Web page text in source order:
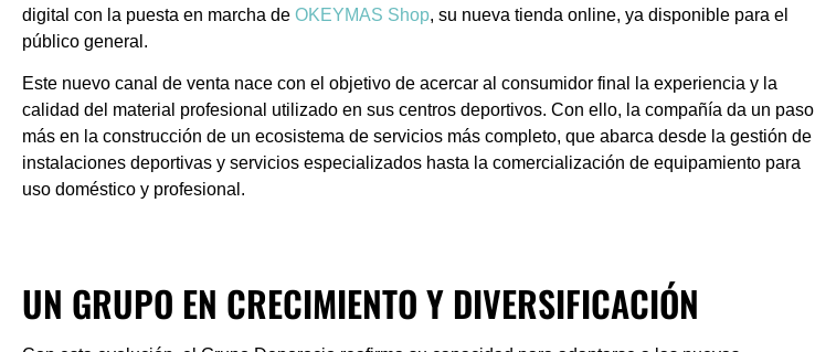
digital con la puesta en marcha de OKEYMAS Shop, su nueva tienda online, ya disponible para el
público general.
Este nuevo canal de venta nace con el objetivo de acercar al consumidor final la experiencia y la
calidad del material profesional utilizado en sus centros deportivos. Con ello, la compañía da un paso
más en la construcción de un ecosistema de servicios más completo, que abarca desde la gestión de
instalaciones deportivas y servicios especializados hasta la comercialización de equipamiento para
uso doméstico y profesional.
UN GRUPO EN CRECIMIENTO Y DIVERSIFICACIÓN